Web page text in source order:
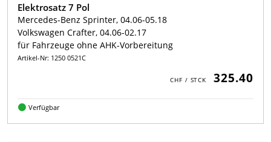
Elektrosatz 7 Pol
Mercedes-Benz Sprinter, 04.06-05.18
Volkswagen Crafter, 04.06-02.17
für Fahrzeuge ohne AHK-Vorbereitung
Artikel-Nr: 1250 0521C
325.40
Verfügbar